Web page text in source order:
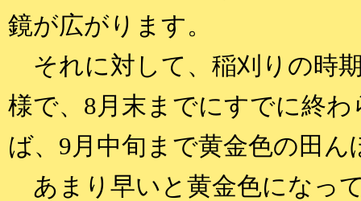
鏡が広がります。
それに対して、稲刈りの時
様で、8月末までにすでに終
ば、9月中旬まで黄金色の田
あまり早いと黄金色になっ